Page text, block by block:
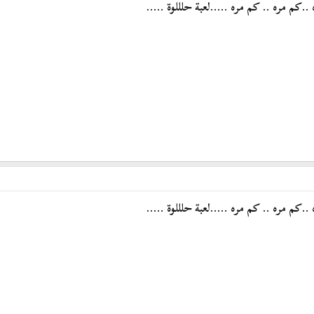
مره .. كم مره .....لعبة حلللوة .....
مره .. كم مره .....لعبة حلللوة .....